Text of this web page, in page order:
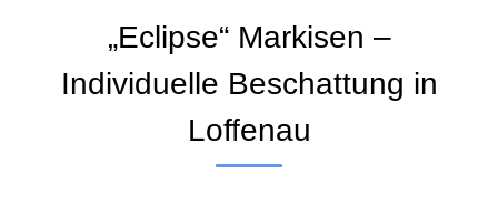
„Eclipse“ Markisen –
Individuelle Beschattung in
Loffenau